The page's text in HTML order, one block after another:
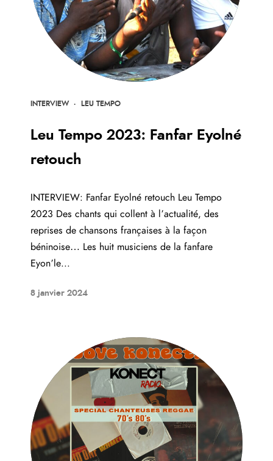
INTERVIEW· LEU TEMPO
Leu Tempo 2023: Fanfar Eyolné
retouch
INTERVIEW: Fanfar Eyolné retouch Leu Tempo
2023 Des chants qui collent à l’actualité, des
reprises de chansons françaises à la façon
béninoise… Les huit musiciens de la fanfare
Eyon’le...
8 janvier 2024